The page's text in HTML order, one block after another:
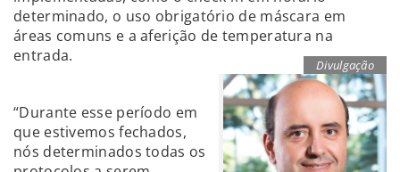
determinado, o uso obrigatório de máscara em
áreas comuns e a aferição de temperatura na
entrada.
Divulgação
“Durante esse período em
que estivemos fechados,
nós determinados todas os